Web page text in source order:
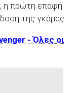
η πρώτη επαφή
της γκάμας.
- Όλες οι